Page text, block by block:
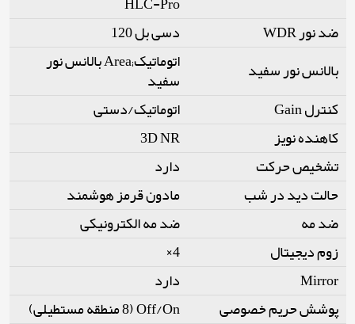
ضد نور WDR
دسی بل 120
بالانس نور سفید
اتوماتیک;Area بالانس نور
سفید
کنترل Gain
اتوماتیک/دستی
کاهنده نویز
3D NR
تشخیص حرکت
دارد
حالت دید در شب
مادون قرمز هوشمند
ضد مه
ضد مه الکترونیکی
زوم دیجیتال
4×
Mirror
دارد
پوشش حریم خصوصی
Off/On (8 منطقه مستطیلی)